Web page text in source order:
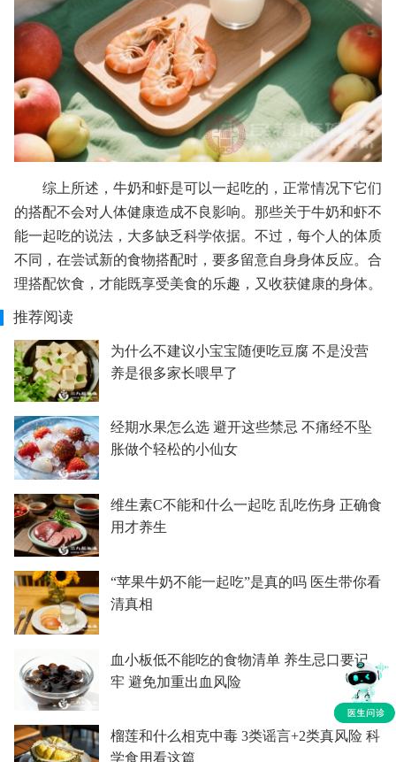
综上所述，牛奶和虾是可以一起吃的，正常情况下它们
的搭配不会对人体健康造成不良影响。那些关于牛奶和虾不
能一起吃的说法，大多缺乏科学依据。不过，每个人的体质
不同，在尝试新的食物搭配时，要多留意自身身体反应。合
理搭配饮食，才能既享受美食的乐趣，又收获健康的身体。
推荐阅读
为什么不建议小宝宝随便吃豆腐 不是没营
养是很多家长喂早了
经期水果怎么选 避开这些禁忌 不痛经不坠
胀做个轻松的小仙女
维生素C不能和什么一起吃 乱吃伤身 正确食
用才养生
“苹果牛奶不能一起吃”是真的吗 医生带你看
清真相
血小板低不能吃的食物清单 养生忌口要记
牢 避免加重出血风险
榴莲和什么相克中毒 3类谣言+2类真风险 科
学食用看这篇